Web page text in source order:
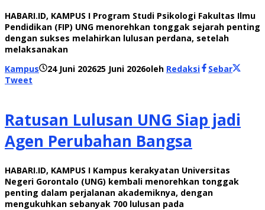
HABARI.ID, KAMPUS I Program Studi Psikologi Fakultas Ilmu
Pendidikan (FIP) UNG menorehkan tonggak sejarah penting
dengan sukses melahirkan lulusan perdana, setelah
melaksanakan
Kampus
24 Juni 202625 Juni 2026oleh Redaksi
Sebar
Tweet
Ratusan Lulusan UNG Siap jadi
Agen Perubahan Bangsa
HABARI.ID, KAMPUS I Kampus kerakyatan Universitas
Negeri Gorontalo (UNG) kembali menorehkan tonggak
penting dalam perjalanan akademiknya, dengan
mengukuhkan sebanyak 700 lulusan pada